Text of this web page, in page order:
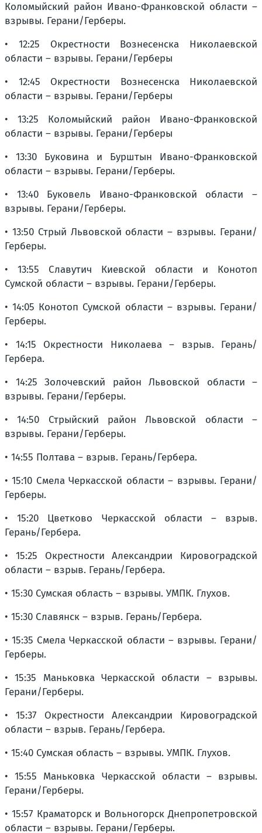
Коломыйский район Ивано-Франковской области –
взрывы. Герани/Герберы.
• 12:25 Окрестности Вознесенска Николаевской
области – взрывы. Герани/Герберы
• 12:45 Окрестности Вознесенска Николаевской
области – взрывы. Герани/Герберы
• 13:25 Коломыйский район Ивано-Франковской
области – взрывы. Герани/Герберы
• 13:30 Буковина и Бурштын Ивано-Франковской
области – взрывы. Герани/Герберы.
• 13:40 Буковель Ивано-Франковской области –
взрывы. Герани/Герберы.
• 13:50 Стрый Львовской области – взрывы. Герани/
Герберы.
• 13:55 Славутич Киевской области и Конотоп
Сумской области – взрывы. Герани/Герберы.
• 14:05 Конотоп Сумской области – взрывы. Герани/
Герберы.
• 14:15 Окрестности Николаева – взрыв. Герань/
Гербера.
• 14:25 Золочевский район Львовской области –
взрывы. Герани/Герберы.
• 14:50 Стрыйский район Львовской области –
взрывы. Герани/Герберы.
• 14:55 Полтава – взрыв. Герань/Гербера.
• 15:10 Смела Черкасской области – взрывы. Герани/
Герберы.
• 15:20 Цветково Черкасской области – взрыв.
Герань/Гербера.
• 15:25 Окрестности Александрии Кировоградской
области – взрыв. Герань/Гербера.
• 15:30 Сумская область – взрывы. УМПК. Глухов.
• 15:30 Славянск – взрыв. Герань/Гербера.
• 15:35 Смела Черкасской области – взрывы. Герани/
Герберы.
• 15:35 Маньковка Черкасской области – взрывы.
Герани/Герберы.
• 15:37 Окрестности Александрии Кировоградской
области – взрыв. Герань/Гербера.
• 15:40 Сумская область – взрывы. УМПК. Глухов.
• 15:55 Маньковка Черкасской области – взрывы.
Герани/Герберы.
• 15:57 Краматорск и Вольногорск Днепропетровской
области – взрывы. Герани/Герберы.